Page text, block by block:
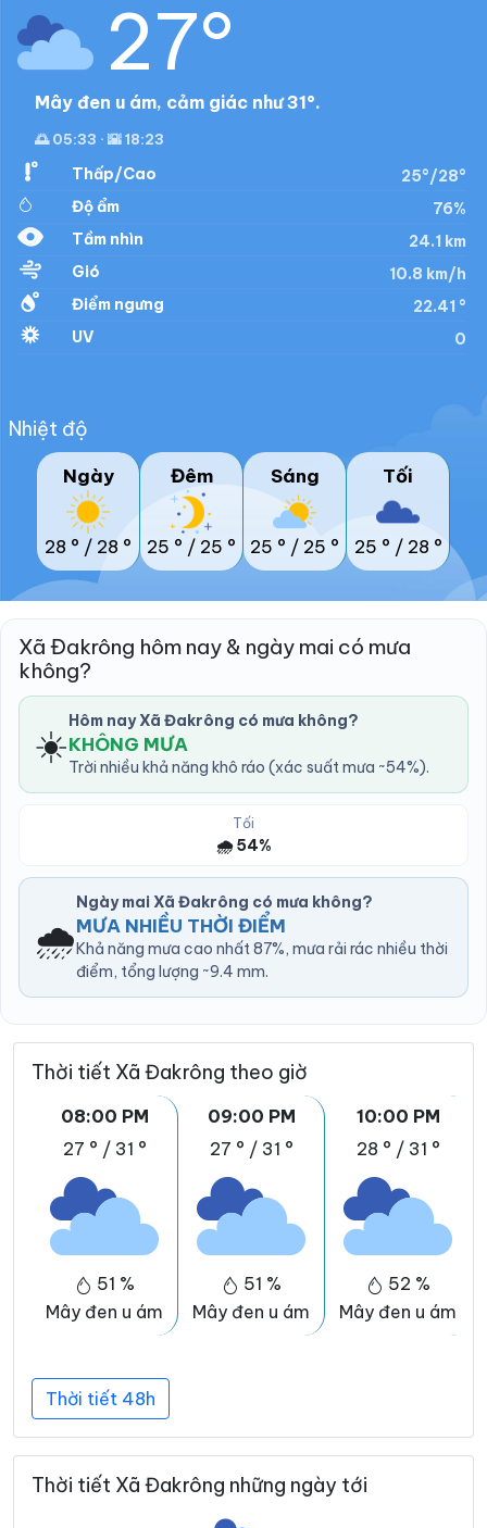
27°
Mây đen u ám, cảm giác như 31°.
🌅 05:33 · 🌇 18:23
Thấp/Cao
25°/28°
Độ ẩm
76%
Tầm nhìn
24.1 km
Gió
10.8 km/h
Điểm ngưng
22.41 °
UV
0
Nhiệt độ
Ngày
28 ° / 28 °
Đêm
25 ° / 25 °
Sáng
25 ° / 25 °
Tối
25 ° / 28 °
Xã Đakrông hôm nay & ngày mai có mưa
không?
☀️ Hôm nay Xã Đakrông có mưa không?
KHÔNG MƯA
Trời nhiều khả năng khô ráo (xác suất mưa ~54%).
Tối
🌧️ 54%
🌧️
Ngày mai Xã Đakrông có mưa không?
MƯA NHIỀU THỜI ĐIỂM
Khả năng mưa cao nhất 87%, mưa rải rác nhiều thời
điểm, tổng lượng ~9.4 mm.
Thời tiết Xã Đakrông theo giờ
08:00 PM
27 ° / 31 °
51 %
Mây đen u ám
09:00 PM
27 ° / 31 °
51 %
Mây đen u ám
10:00 PM
28 ° / 31 °
52 %
Mây đen u ám
Thời tiết 48h
Thời tiết Xã Đakrông những ngày tới